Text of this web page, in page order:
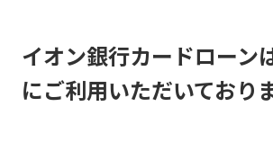
イオン銀行カードローン
にご利用いただいており